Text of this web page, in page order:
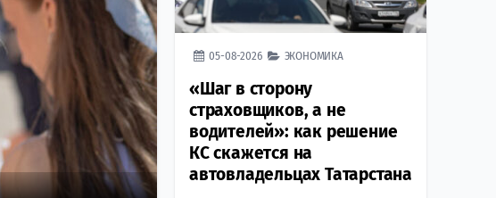
05-08-2026 ЭКОНОМИКА
«Шаг в сторону
страховщиков, а не
водителей»: как решение
КС скажется на
автовладельцах Татарстана